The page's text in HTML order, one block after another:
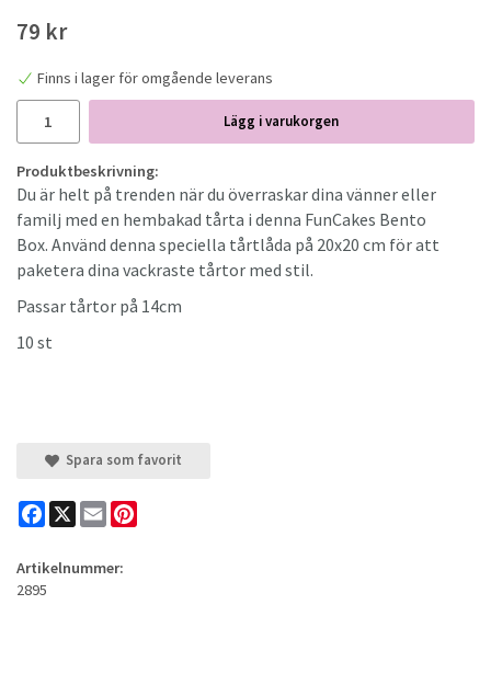
79 kr
Finns i lager för omgående leverans
Lägg i varukorgen
Produktbeskrivning:
Du är helt på trenden när du överraskar dina vänner eller
familj med en hembakad tårta i denna FunCakes Bento
Box. Använd denna speciella tårtlåda på 20x20 cm för att
paketera dina vackraste tårtor med stil.
Passar tårtor på 14cm
10 st
Spara som favorit
Facebook
X Email
Artikelnummer:
2895